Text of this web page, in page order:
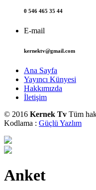
0 546 465 35 44
E-mail
kernektv@gmail.com
Ana Sayfa
Yayıncı Künyesi
Hakkımızda
İletişim
© 2016 Kernek Tv Tüm
Kodlama : Güçlü Yazlım
Anket